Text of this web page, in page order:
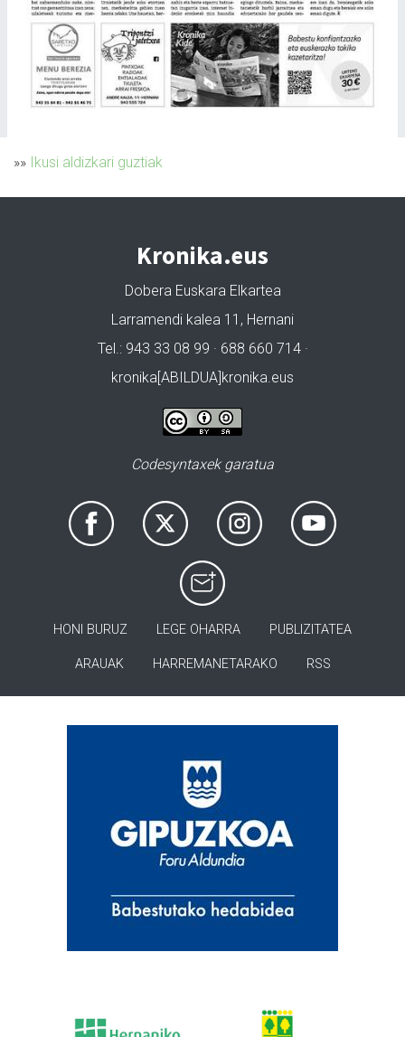
»» Ikusi aldizkari guztiak
Kronika.eus
Dobera Euskara Elkartea
Larramendi kalea 11, Hernani
Tel.: 943 33 08 99 · 688 660 714 ·
kronika[ABILDUA]kronika.eus
Codesyntaxek garatua
HONI BURUZ LEGE OHARRA PUBLIZITATEA
ARAUAK HARREMANETARAKO RSS